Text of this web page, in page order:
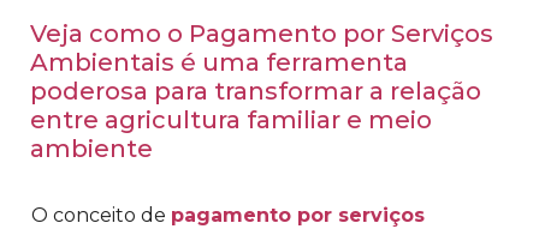
Veja como o Pagamento por Serviços
Ambientais é uma ferramenta
poderosa para transformar a relação
entre agricultura familiar e meio
ambiente
O conceito de pagamento por serviços